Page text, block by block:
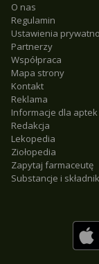
O nas
Regulamin
Ustawienia
Partnerzy
Współpraca
Mapa strony
Kontakt
Reklama
Informacje dla aptek
Redakcja
Lekopedia
Ziołopedia
Zapytaj farmaceutę
Substancje i